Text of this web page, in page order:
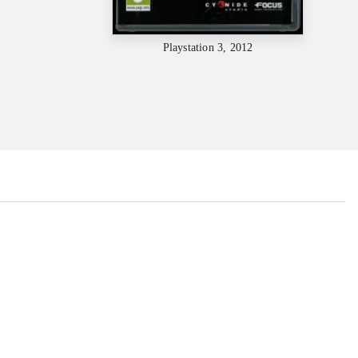
Playstation 3, 2012